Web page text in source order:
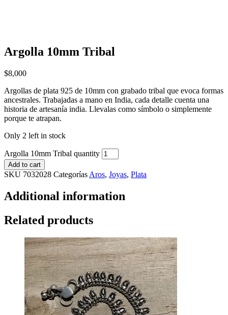
Argolla 10mm Tribal
$8,000
Argollas de plata 925 de 10mm con grabado tribal que evoca formas
ancestrales. Trabajadas a mano en India, cada detalle cuenta una
historia de artesanía india. Llevalas como símbolo o simplemente
porque te atrapan.
Only 2 left in stock
Argolla 10mm Tribal quantity
Add to cart
SKU 7032028 Categorías Aros, Joyas, Plata
Additional information
Related products